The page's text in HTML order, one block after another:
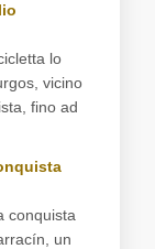
lo
vicino
fino ad
conquista
un